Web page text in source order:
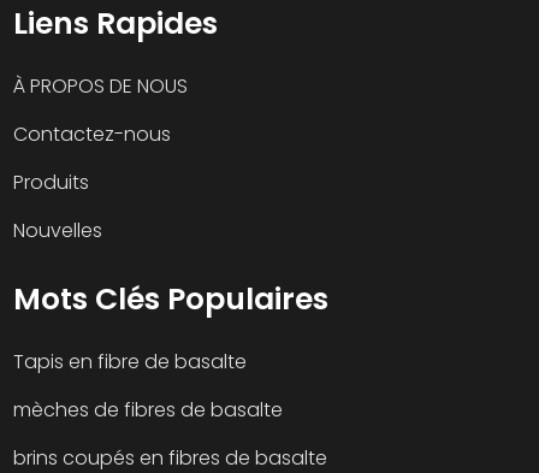
Liens Rapides
À PROPOS DE NOUS
Contactez-nous
Produits
Nouvelles
Mots Clés Populaires
Tapis en fibre de basalte
mèches de fibres de basalte
brins coupés en fibres de basalte